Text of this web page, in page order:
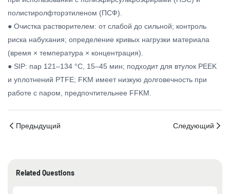
полистиролфторэтиленом (ПСФ).
● Очистка растворителем: от слабой до сильной; контроль
риска набухания; определение кривых нагрузки материала
(время × температура × концентрация).
● SIP: пар 121–134 °C, 15–45 мин; подходит для втулок PEEK
и уплотнений PTFE; FKM имеет низкую долговечность при
работе с паром, предпочтительнее FFKM.
Предыдущий Следующий
Related Questions